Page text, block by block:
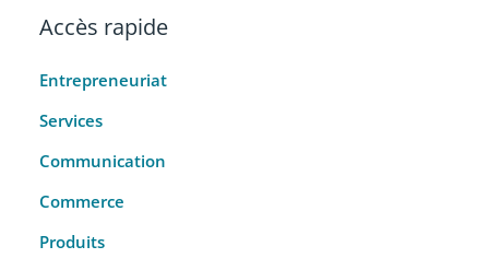
Accès rapide
Entrepreneuriat
Services
Communication
Commerce
Produits